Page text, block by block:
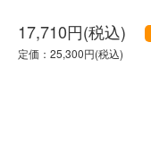
17,710円(税込)
定価：25,300円(税込)